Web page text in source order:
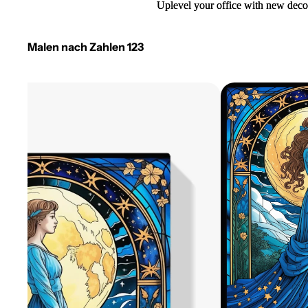
Uplevel your office with new
Uplevel your office with new
Malen nach Zahlen 123